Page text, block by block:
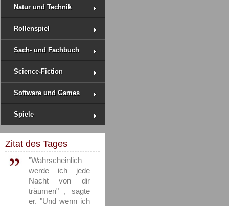
Natur und Technik
Rollenspiel
Sach- und Fachbuch
Science-Fiction
Software und Games
Spiele
Zitat des Tages
"Wahrscheinlich
werde ich jede
Nacht von dir
träumen" , sagte
er. "Und wenn ich